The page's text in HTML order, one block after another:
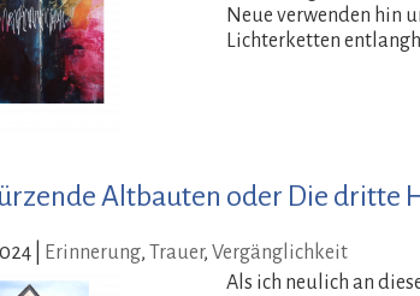
Neue verwenden hin
Lichterketten
Altbauten oder Die dritte
Erinnerung, Trauer, Vergänglichkeit
Als ich neulich an